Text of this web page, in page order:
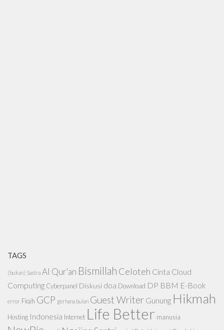
TAGS
(bukan) Sastra Al Qur'an Bismillah Celoteh Cinta Cloud
Computing Cyberpanel Diskusi doa Download DP BBM E-Book
error Fiqih GCP gerhana bulan Guest Writer Gunung Hikmah
Hosting Indonesia Internet Life Better manusia